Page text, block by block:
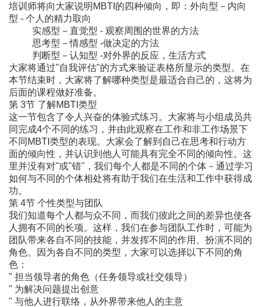
培训师将向大家说明MBTI的四种倾向，即：外向型－内向
型 - 个人的精力取向
实感型－直觉型 - 观察周围的世界的方法
思考型－情感型 -做决定的方法
判断型－认知型 -对外界的反应，生活方式
大家将通过"自我评估"的方式来验证表格所显示的类型。在
本节结束时，大家将了解哪种类型是最适合自己的，这将为
后面的课程做好准备。
第 3节 了解MBTI类型
这一节包含了令人兴奋的体验式练习。大家将与小组成员共
同完成4个不同的练习，并由此观察在工作和非工作场景下
不同MBTI类型的表现。大家会了解到自己在思考和行动方
面的倾向性，并认识到他人可能具有完全不同的倾向性。这
里并没有对"或"错"，我们每个人都是不同的个体－通过学习
如何与不同的个体相处将有助于我们在生活和工作中获得成
功。
第 4节 个性类型与团队
我们知道每个人都与众不同，而我们彼此之间的差异也使各
人拥有不同的长项。这样，我们在参与团队工作时，可能为
团队带来各自不同的技能，并发挥不同的作用、扮演不同的
角色。因为各自不同的类型，大家可以选择以下不同的角
色：
" 担当领导者的角色（任务领导或社交领导）
" 为解决问题提出创意
" 与他人进行联络，从外界带来他人的主意